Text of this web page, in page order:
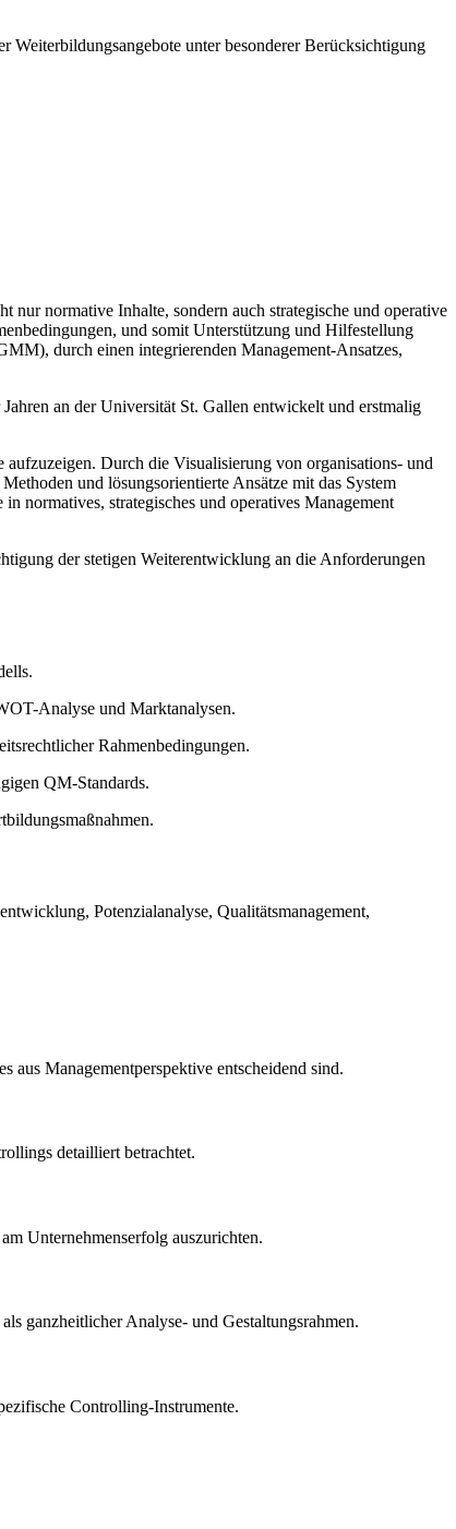
unter besonderer Berücksichtigung
nur normative Inhalte, sondern auch strategische und operative
und somit Unterstützung und Hilfestellung
durch einen integrierenden Management-Ansatzes,
an der Universität St. Gallen entwickelt und erstmalig
Durch die Visualisierung von organisations- und
und lösungsorientierte Ansätze mit das System
normatives, strategisches und operatives Management
der stetigen Weiterentwicklung an die Anforderungen
Analyse und Marktanalysen.
Rahmenbedingungen.
QM-Standards.
Potenzialanalyse, Qualitätsmanagement,
aus Managementperspektive entscheidend sind.
detailliert betrachtet.
Unternehmenserfolg auszurichten.
ganzheitlicher Analyse- und Gestaltungsrahmen.
Controlling-Instrumente.